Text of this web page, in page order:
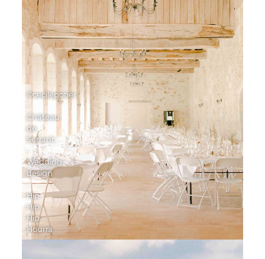
©cecilepotier
-
Château
de
Serrant
-
Wedding
design
:
Hip
Hip
Hip
Hourra